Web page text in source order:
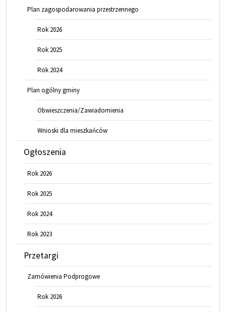
Plan zagospodarowania przestrzennego
Rok 2026
Rok 2025
Rok 2024
Plan ogólny gminy
Obwieszczenia/Zawiadomienia
Wnioski dla mieszkańców
Ogłoszenia
Rok 2026
Rok 2025
Rok 2024
Rok 2023
Przetargi
Zamówienia Podprogowe
Rok 2026